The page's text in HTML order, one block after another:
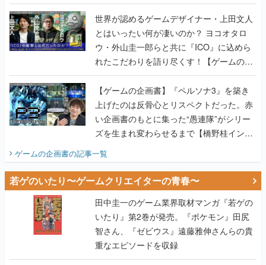
世界が認めるゲームデザイナー・上田文人
とはいったい何が凄いのか？ ヨコオタロ
ウ・外山圭一郎らと共に『ICO』に込めら
れたこだわりを語り尽くす！【ゲームの企
画書】
【ゲームの企画書】『ペルソナ3』を築き
上げたのは反骨心とリスペクトだった。赤
い企画書のもとに集った“愚連隊”がシリー
ズを生まれ変わらせるまで【橋野桂インタ
ビュー】
ゲームの企画書の記事一覧
若ゲのいたり〜ゲームクリエイターの青春〜
田中圭一のゲーム業界取材マンガ『若ゲの
いたり』第2巻が発売。『ポケモン』田尻
智さん、『ゼビウス』遠藤雅伸さんらの貴
重なエピソードを収録